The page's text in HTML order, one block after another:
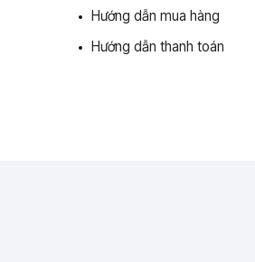
Hướng dẫn mua hàng
Hướng dẫn thanh toán